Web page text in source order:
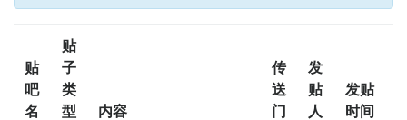
贴
吧
名
贴
子
类
型
内容
传
送
门
发
贴
人
发贴
时间